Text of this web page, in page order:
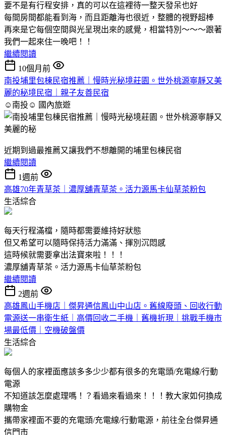
要不是有行程安排，真的可以在這裡待一整天發呆也好
每間房間都能看到海，而且距離海也很近，整體的視野超棒
再來是它每個空間與光呈現出來的感覺，相當特別～～～跟著
我們一起來住一晚吧！！
繼續閱讀
10個月前
南投埔里包棟民宿推薦｜慢時光秘境莊園。世外桃源寧靜又美
麗的秘境民宿｜親子友善民宿
☺南投☺ 國內旅遊
近期到過最推薦又讓我們不想離開的埔里包棟民宿
繼續閱讀
1週前
高雄70年青草茶｜濃厚舖青草茶。活力源馬卡仙草茶粉包
生活綜合
每天行程滿檔，隨時都需要維持好狀態
但又希望可以隨時保持活力滿滿、揮別沉悶感
這時候就需要拿出法寶來啦！！！
濃厚舖青草茶。活力源馬卡仙草茶粉包
繼續閱讀
2週前
高雄鳳山手機店｜傑昇通信鳳山中山店。舊線廢頭、回收行動
電源送一串衛生紙｜高價回收二手機｜舊機折現｜挑戰手機市
場最低價｜空機破盤價
生活綜合
每個人的家裡面應該多多少少都有很多的充電頭/充電線/行動
電源
不知道該怎麼處理嗎！？看過來看過來！！！教大家如何換成
購物金
攜帶家裡面不要的充電頭/充電線/行動電源，前往全台傑昇通
信門市